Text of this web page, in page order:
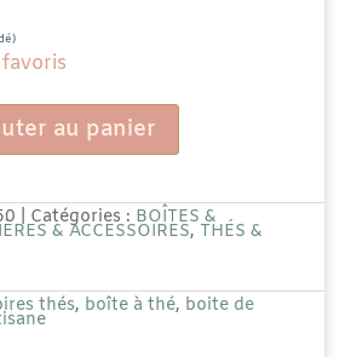
au panier
Catégories : BOÎTES &
& ACCESSOIRES, THÉS &
thés, boîte à thé, boite de